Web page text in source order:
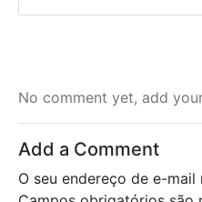
No comment yet, add
Add a Comment
O seu endereço de e-